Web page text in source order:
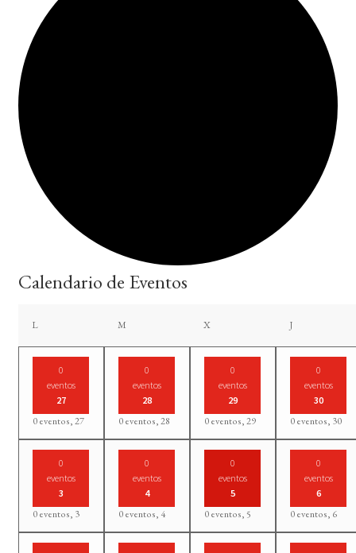
Calendario de Eventos
Llunes Mmartes Xmiércoles Jjueves
0
eventos
27
0 eventos,27
0
eventos
28
0 eventos,28
0
eventos
29
0 eventos,29
0
eventos
30
0 eventos, 30
0
eventos
3
0 eventos, 3
0
eventos
4
0 eventos, 4
0
eventos
5
0 eventos,5
0
eventos
6
0 eventos, 6